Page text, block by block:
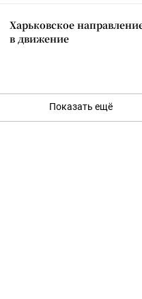
Харьковское
в движение
Показать ещё